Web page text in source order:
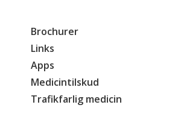
Brochurer
Links
Apps
Medicintilskud
Trafikfarlig medicin